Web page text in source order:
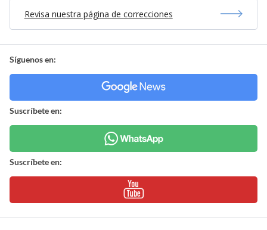
Revisa nuestra página de correcciones
Síguenos en:
Suscríbete en:
Suscríbete en: